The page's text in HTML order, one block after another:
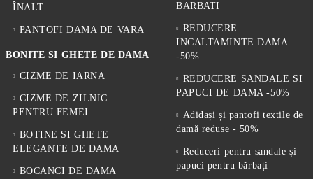
ÎNALT
PANTOFI DAMA DE VARA
BONITE SI GHETE DE DAMA
CIZME DE IARNA
CIZME DE ZILNIC
PENTRU FEMEI
BOTINE SI GHETE
ELEGANTE DE DAMA
BOCANCI DE DAMA
BARBATI
REDUCERE
INCALTAMINTE DAMA
-50%
REDUCERE SANDALE SI
PAPUCI DE DAMA -50%
Adidași și pantofi textile de
damă reduse - 50%
Reduceri pentru sandale și
papuci pentru bărbați